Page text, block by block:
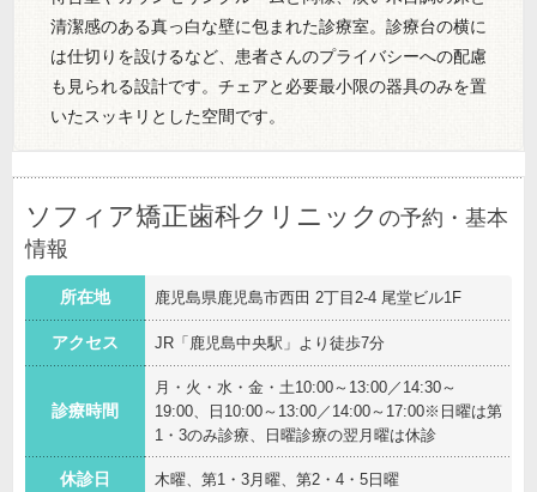
清潔感のある真っ白な壁に包まれた診療室。診療台の横に
は仕切りを設けるなど、患者さんのプライバシーへの配慮
も見られる設計です。チェアと必要最小限の器具のみを置
いたスッキリとした空間です。
ソフィア矯正歯科クリニック の予約・基本
情報
所在地 鹿児島県鹿児島市西田 2丁目2-4 尾堂ビル1F
アクセス JR「鹿児島中央駅」より徒歩7分
診療時間
月・火・水・金・土10:00～13:00／14:30～
19:00、日10:00～13:00／14:00～17:00※日曜は第
1・3のみ診療、日曜診療の翌月曜は休診
休診日 木曜、第1・3月曜、第2・4・5日曜